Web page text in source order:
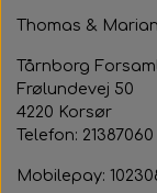
Aften med
Thomas &
Tårnborg
Frølundevej 50
4220 Korsør
Telefon: 21387060
Mobilepay: